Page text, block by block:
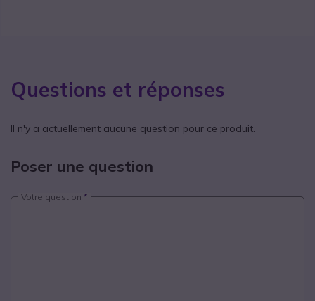
Questions et réponses
Il n'y a actuellement aucune question pour ce produit.
Poser une question
Votre question